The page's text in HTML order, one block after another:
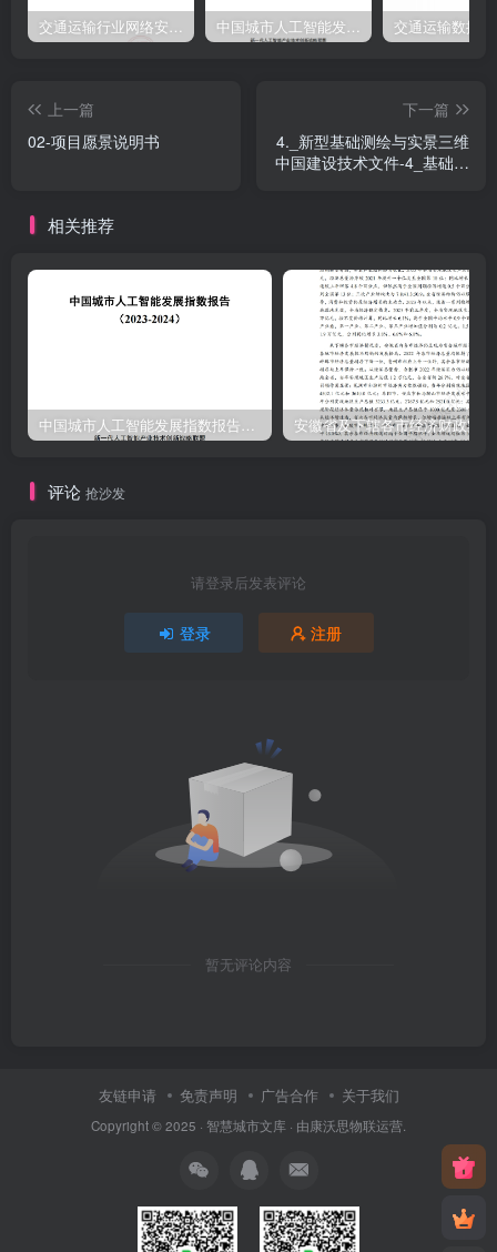
上一篇
02-项目愿景说明书
下一篇
4._新型基础测绘与实景三维
中国建设技术文件-4_基础地
相关推荐
评论 抢沙发
请登录后发表评论
登录 注册
暂无评论内容
友链申请 免责声明 广告合作 关于我们
Copyright © 2025 · 智慧城市文库 · 由康沃思物联运营.